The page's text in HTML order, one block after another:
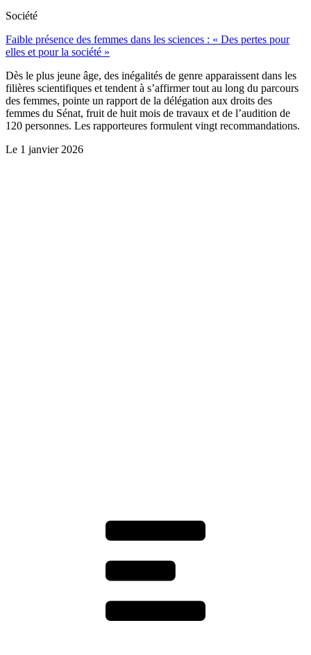
Société
Faible présence des femmes dans les sciences : « Des pertes pour
elles et pour la société »
Dès le plus jeune âge, des inégalités de genre apparaissent dans les
filières scientifiques et tendent à s’affirmer tout au long du parcours
des femmes, pointe un rapport de la délégation aux droits des
femmes du Sénat, fruit de huit mois de travaux et de l’audition de
120 personnes. Les rapporteures formulent vingt recommandations.
Le 1 janvier 2026